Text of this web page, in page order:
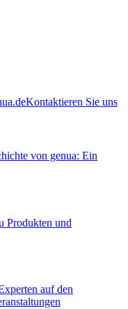
Kontaktieren Sie uns
von genua: Ein
Produkten und
auf den